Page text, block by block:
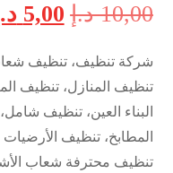
10,00 د.إ 5,00
شركة تنظيف، تنظيف
تنظيف المنازل، تنظيف
البناء العين، تنظيف
المطابخ، تنظيف
تنظيف محترفة شعاب